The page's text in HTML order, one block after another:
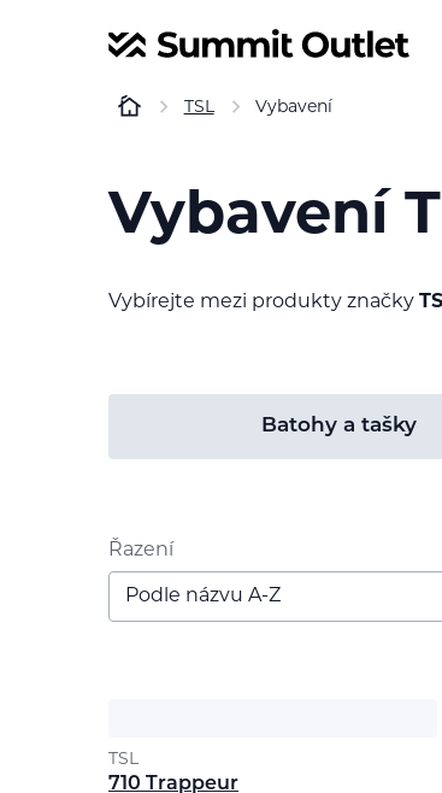
TSL Vybavení
Vybavení
Vybírejte mezi produkty značky
Batohy a tašky
Řazení
Podle názvu A-Z
TSL
710 Trappeur